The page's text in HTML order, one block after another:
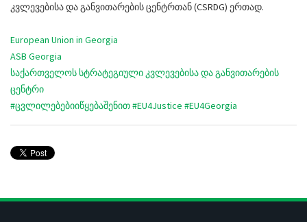
კვლევებისა და განვითარების ცენტრთან (CSRDG) ერთად.
European Union in Georgia
ASB Georgia
საქართველოს სტრატეგიული კვლევებისა და განვითარების
ცენტრი
#ცვლილებებიიწყებაშენით#EU4Justice #EU4Georgia